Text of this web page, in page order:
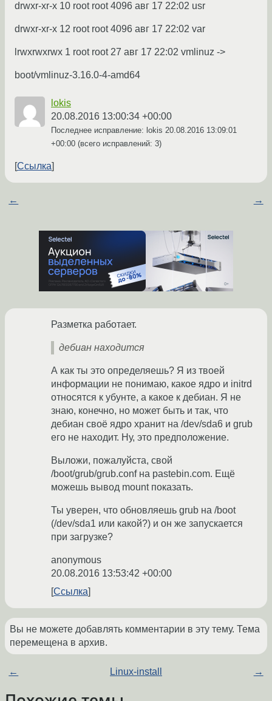
drwxr-xr-x 10 root root 4096 авг 17 22:02 usr
drwxr-xr-x 12 root root 4096 авг 17 22:02 var
lrwxrwxrwx 1 root root 27 авг 17 22:02 vmlinuz ->
boot/vmlinuz-3.16.0-4-amd64
lokis
20.08.2016 13:00:34 +00:00
Последнее исправление: lokis 20.08.2016 13:09:01
+00:00 (всего исправлений: 3)
Ссылка
← →
Разметка работает.
дебиан находится
А как ты это определяешь? Я из твоей
информации не понимаю, какое ядро и initrd
относятся к убунте, а какое к дебиан. Я не
знаю, конечно, но может быть и так, что
дебиан своё ядро хранит на /dev/sda6 и grub
его не находит. Ну, это предположение.
Выложи, пожалуйста, свой
/boot/grub/grub.conf на pastebin.com. Ещё
можешь вывод mount показать.
Ты уверен, что обновляешь grub на /boot
(/dev/sda1 или какой?) и он же запускается
при загрузке?
anonymous
20.08.2016 13:53:42 +00:00
Ссылка
Вы не можете добавлять комментарии в эту тему. Тема
перемещена в архив.
← Linux-install →